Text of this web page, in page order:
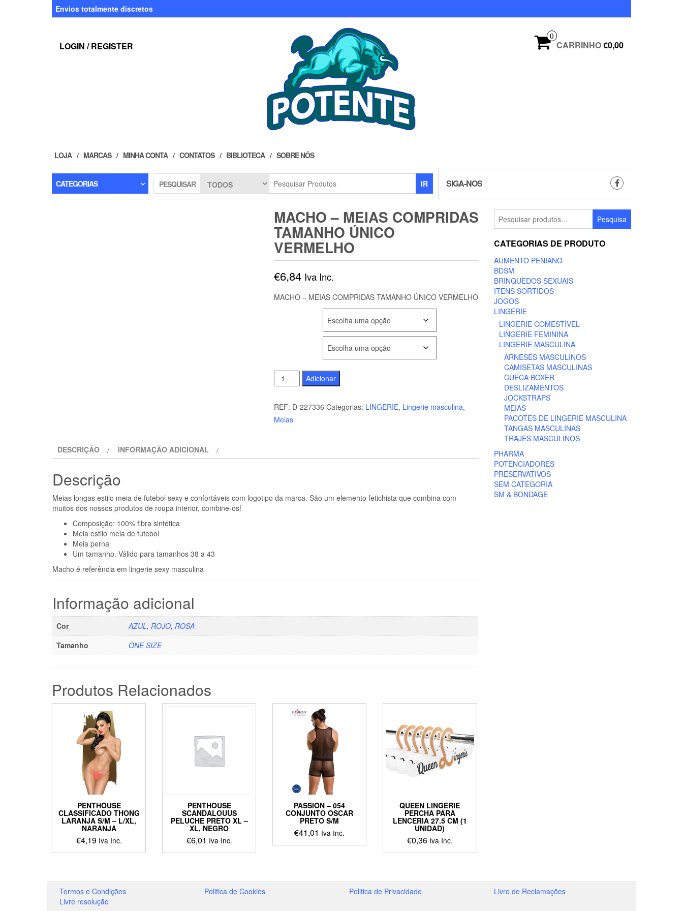
Envios totalmente discretos
LOGIN / REGISTER
0
CARRINHO€0,00
LOJA MARCAS MINHA CONTA CONTATOS BIBLIOTECA SOBRE NÓS
CATEGORIAS PESQUISAR IR SIGA-NOS
MACHO – MEIAS COMPRIDAS
TAMANHO ÚNICO
VERMELHO
€6,84 Iva Inc.
MACHO – MEIAS COMPRIDAS TAMANHO ÚNICO VERMELHO
Quantidade
de
MACHO
-
Adicionar
REF: D-227336 Categorias: LINGERIE, Lingerie masculina,
Meias
DESCRIÇÃO INFORMAÇÃO ADICIONAL
Descrição
Meias longas estilo meia de futebol sexy e confortáveis com logotipo da marca. São um elemento fetichista que combina com
muitos dos nossos produtos de roupa interior, combine-os!
Composição: 100% fibra sintética
Meia estilo meia de futebol
Meia perna
Um tamanho. Válido para tamanhos 38 a 43
Macho é referência em lingerie sexy masculina
Informação adicional
Cor AZUL, ROJO, ROSA
Tamanho
ONE SIZE
Produtos Relacionados
PENTHOUSE
CLASSIFICADO THONG
LARANJA S/M – L/XL,
NARANJA
€4,19 Iva Inc.
This
variants.
The
PENTHOUSE
SCANDALOUUS
PELUCHE PRETO XL –
XL, NEGRO
€6,01 Iva Inc.
This
variants.
PASSION – 054
CONJUNTO OSCAR
PRETO S/M
€41,01 Iva Inc.
This
QUEEN LINGERIE
PERCHA PARA
LENCERIA 27.5 CM (1
UNIDAD)
€0,36 Iva Inc.
Pesquisar
por:
Pesquisa
CATEGORIAS DE PRODUTO
AUMENTO PENIANO
BDSM
BRINQUEDOS SEXUAIS
ITENS SORTIDOS
JOGOS
LINGERIE
LINGERIE COMESTÍVEL
LINGERIE FEMININA
LINGERIE MASCULINA
ARNESES MASCULINOS
CAMISETAS MASCULINAS
CUECA BOXER
DESLIZAMENTOS
JOCKSTRAPS
MEIAS
PACOTES DE LINGERIE MASCULINA
TANGAS MASCULINAS
TRAJES MASCULINOS
PHARMA
POTENCIADORES
PRESERVATIVOS
SEM CATEGORIA
SM & BONDAGE
Termos e Condições
Livre resolução
Politica de Cookies Politica de Privacidade Livro de Reclamações